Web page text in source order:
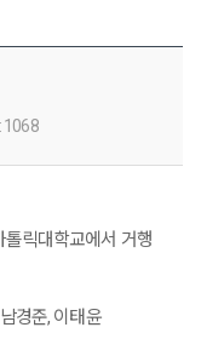
1068
릭대학교에서 거행
경준, 이태윤